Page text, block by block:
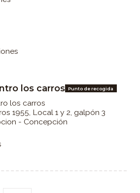
los carros Punto de recogida
los carros
1955, Local 1 y 2, galpón 3
- Concepción